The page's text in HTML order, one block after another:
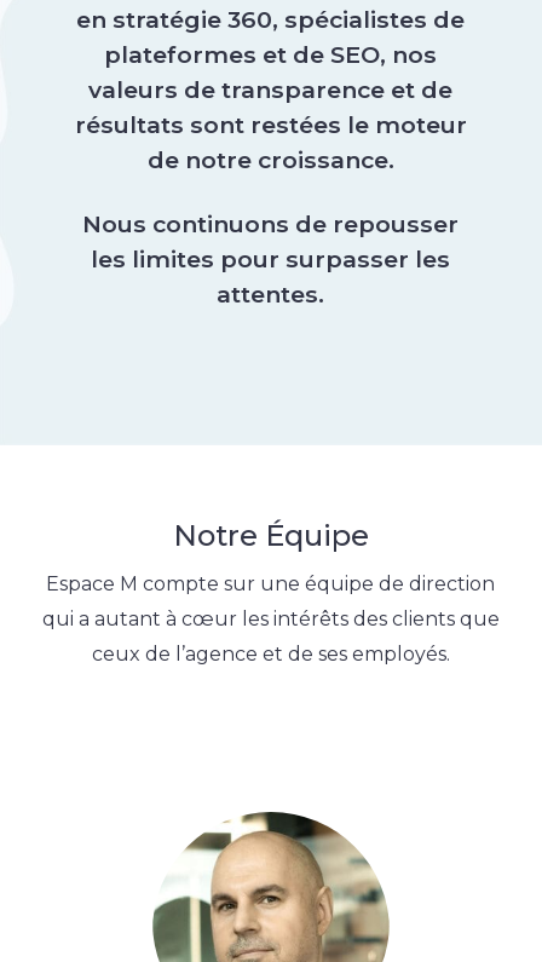
en stratégie 360, spécialistes de
plateformes et de SEO, nos
valeurs de transparence et de
résultats sont restées le moteur
de notre croissance.
Nous continuons de repousser
les limites pour surpasser les
attentes.
Notre Équipe
Espace M compte sur une équipe de direction
qui a autant à cœur les intérêts des clients que
ceux de l’agence et de ses employés.